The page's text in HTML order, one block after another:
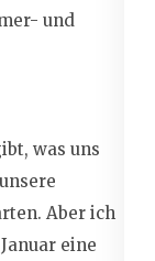
und
was uns
Aber ich
eine